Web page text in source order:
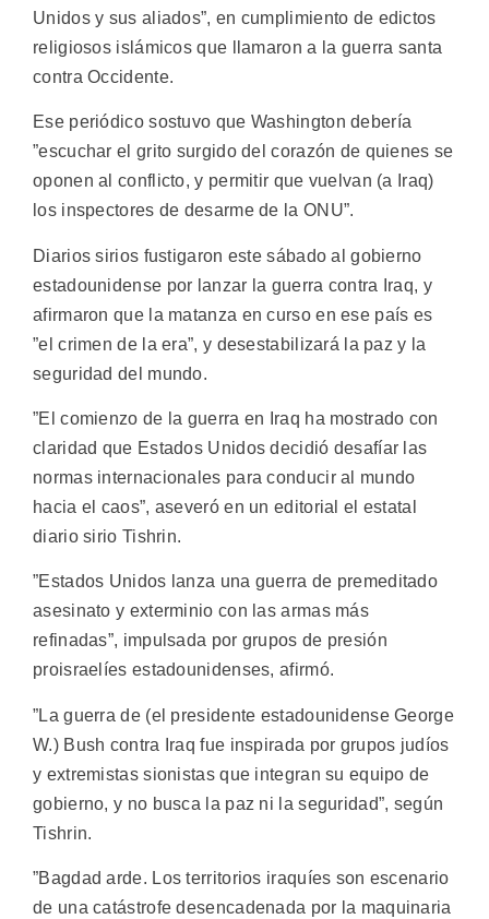
Unidos y sus aliados”, en cumplimiento de edictos
religiosos islámicos que llamaron a la guerra santa
contra Occidente.
Ese periódico sostuvo que Washington debería
”escuchar el grito surgido del corazón de quienes se
oponen al conflicto, y permitir que vuelvan (a Iraq)
los inspectores de desarme de la ONU”.
Diarios sirios fustigaron este sábado al gobierno
estadounidense por lanzar la guerra contra Iraq, y
afirmaron que la matanza en curso en ese país es
”el crimen de la era”, y desestabilizará la paz y la
seguridad del mundo.
”El comienzo de la guerra en Iraq ha mostrado con
claridad que Estados Unidos decidió desafíar las
normas internacionales para conducir al mundo
hacia el caos”, aseveró en un editorial el estatal
diario sirio Tishrin.
”Estados Unidos lanza una guerra de premeditado
asesinato y exterminio con las armas más
refinadas”, impulsada por grupos de presión
proisraelíes estadounidenses, afirmó.
”La guerra de (el presidente estadounidense George
W.) Bush contra Iraq fue inspirada por grupos judíos
y extremistas sionistas que integran su equipo de
gobierno, y no busca la paz ni la seguridad”, según
Tishrin.
”Bagdad arde. Los territorios iraquíes son escenario
de una catástrofe desencadenada por la maquinaria